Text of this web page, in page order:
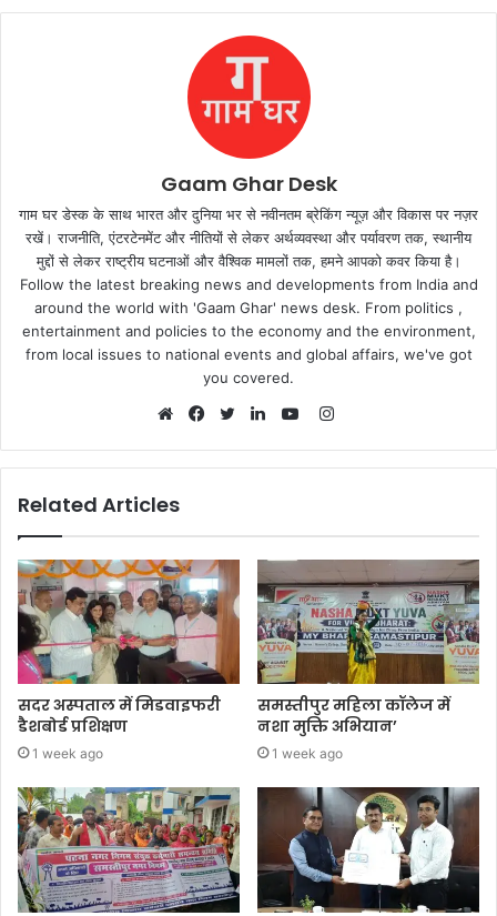
Gaam Ghar Desk
गाम घर डेस्क के साथ भारत और दुनिया भर से नवीनतम ब्रेकिंग न्यूज़ और विकास पर नज़र
रखें। राजनीति, एंटरटेनमेंट और नीतियों से लेकर अर्थव्यवस्था और पर्यावरण तक, स्थानीय
मुद्दों से लेकर राष्ट्रीय घटनाओं और वैश्विक मामलों तक, हमने आपको कवर किया है।
Follow the latest breaking news and developments from India and
around the world with 'Gaam Ghar' news desk. From politics ,
entertainment and policies to the economy and the environment,
from local issues to national events and global affairs, we've got
you covered.
Instagram
Related Articles
सदर अस्पताल में मिडवाइफरी
डैशबोर्ड प्रशिक्षण
1 week ago
समस्तीपुर महिला कॉलेज में
नशा मुक्ति अभियान’
1 week ago